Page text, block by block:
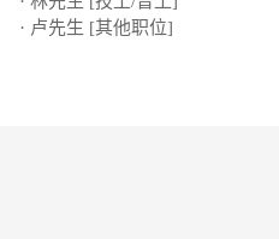
· 卢先生 [其他职位]